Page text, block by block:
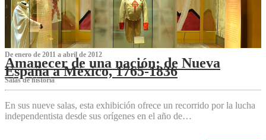
De enero de 2011 a abril de 2012
Amanecer de una nación: de Nueva
España a México, 1765-1836
Salas de historia
En sus nueve salas, esta exhibición ofrece un recorrido por la lucha
independentista desde sus orígenes en el año de…